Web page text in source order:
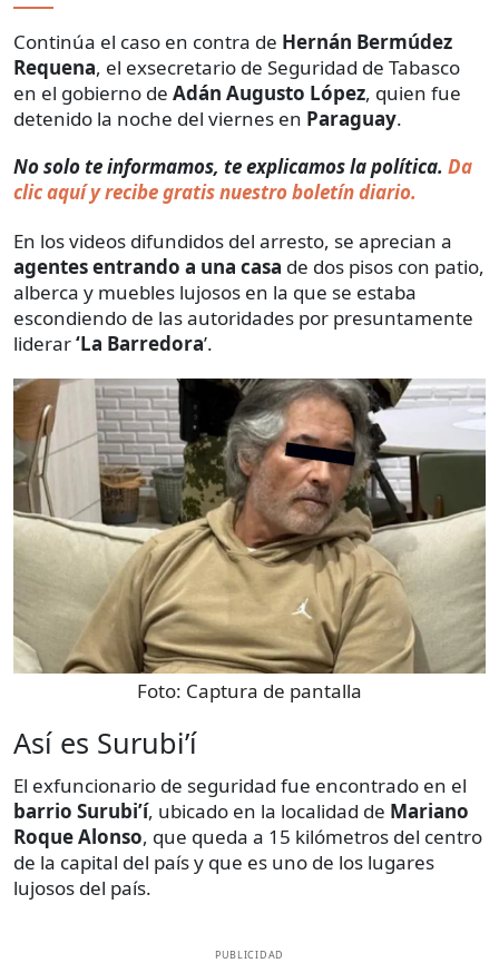
Continúa el caso en contra de Hernán Bermúdez
Requena, el exsecretario de Seguridad de Tabasco
en el gobierno de Adán Augusto López, quien fue
detenido la noche del viernes en Paraguay.
No solo te informamos, te explicamos la política. Da
clic aquí y recibe gratis nuestro boletín diario.
En los videos difundidos del arresto, se aprecian a
agentes entrando a una casa de dos pisos con patio,
alberca y muebles lujosos en la que se estaba
escondiendo de las autoridades por presuntamente
liderar‘La Barredora’.
Foto: Captura de pantalla
Así es Surubi’í
El exfuncionario de seguridad fue encontrado en el
barrio Surubi’í, ubicado en la localidad de Mariano
Roque Alonso, que queda a 15 kilómetros del centro
de la capital del país y que es uno de los lugares
lujosos del país.
PUBLICIDAD